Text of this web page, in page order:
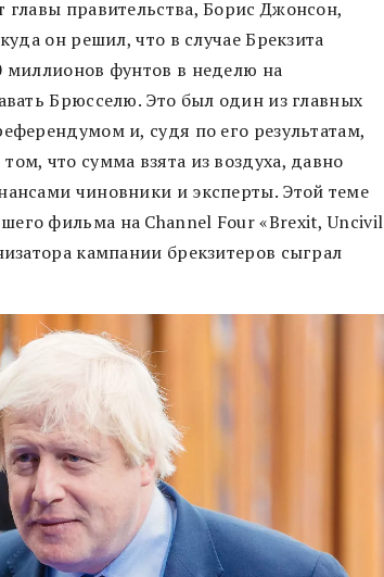
главы правительства, Борис Джонсон,
он решил, что в случае Брекзита
миллионов фунтов в неделю на
Брюсселю. Это был один из главных
и, судя по его результатам,
что сумма взята из воздуха, давно
чиновники и эксперты. Этой теме
фильма на Channel Four «Brexit, Uncivil
кампании брекзитеров сыграл